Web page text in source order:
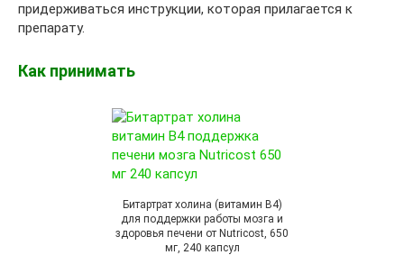
придерживаться инструкции, которая прилагается к
препарату.
Как принимать
Битартрат холина (витамин B4)
для поддержки работы мозга и
здоровья печени от Nutricost, 650
мг, 240 капсул